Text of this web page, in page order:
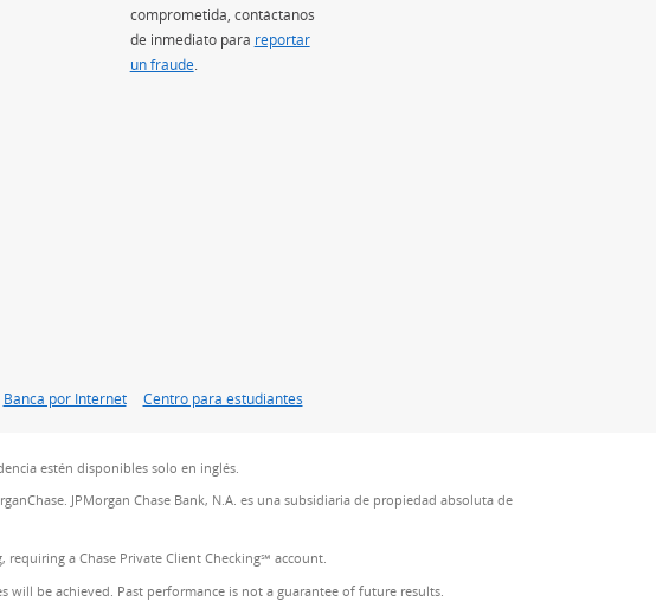
comprometida, contáctanos
de inmediato para reportar
un fraude.
Banca por Internet Centro para estudiantes
estén disponibles solo en inglés.
JPMorgan Chase Bank, N.A. es una subsidiaria de propiedad absoluta de
a Chase Private Client Checking℠ account.
be achieved. Past performance is not a guarantee of future results.